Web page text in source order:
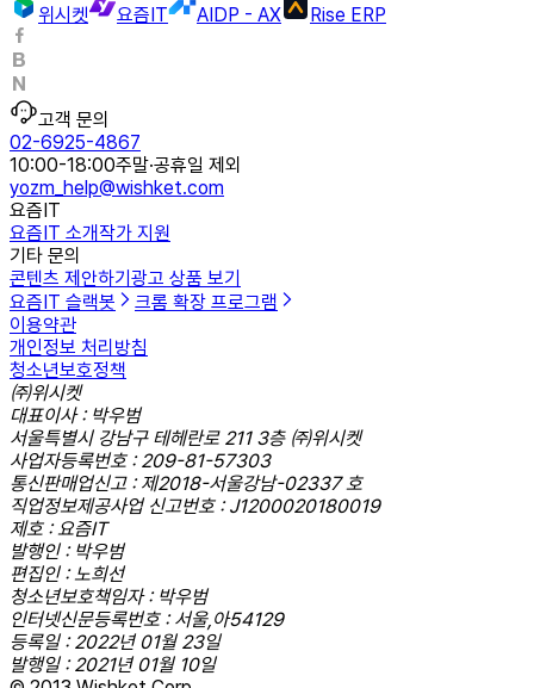
위시켓
요즘IT AIDP - AX Rise ERP
고객 문의
02-6925-4867
10:00-18:00주말·공휴일 제외
yozm_help@wishket.com
요즘IT
요즘IT 소개작가 지원
기타 문의
콘텐츠 제안하기 광고 상품 보기
요즘IT 슬랙봇
크롬 확장 프로그램
이용약관
개인정보 처리방침
청소년보호정책
㈜위시켓
대표이사 : 박우범
서울특별시 강남구 테헤란로 211 3층 ㈜위시켓
사업자등록번호 : 209-81-57303
통신판매업신고 : 제2018-서울강남-02337 호
직업정보제공사업 신고번호 : J1200020180019
제호 : 요즘IT
발행인 : 박우범
편집인 : 노희선
청소년보호책임자 : 박우범
인터넷신문등록번호 : 서울,아54129
등록일 : 2022년 01월 23일
발행일 : 2021년 01월 10일